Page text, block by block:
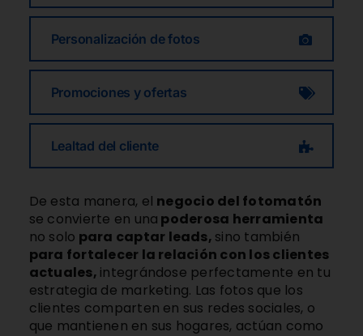
Personalización de fotos
Promociones y ofertas
Lealtad del cliente
De esta manera, el negocio del fotomatón
se convierte en una poderosa herramienta
no solo para captar leads, sino también
para fortalecer la relación con los clientes
actuales, integrándose perfectamente en tu
estrategia de marketing. Las fotos que los
clientes comparten en sus redes sociales, o
que mantienen en sus hogares, actúan como